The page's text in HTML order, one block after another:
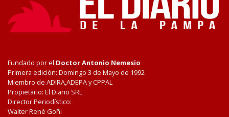
Fundado por el Doctor Antonio Nemesio
Primera edición: Domingo 3 de Mayo de 1992
Miembro de ADIRA,ADEPA y CPPAL
Propietario: El Diario SRL
Director Periodístico:
Walter René Goñi